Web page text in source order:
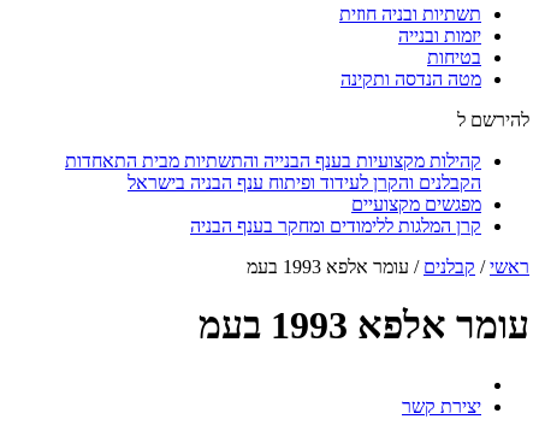
תשתיות ובניה חוזית
יזמות ובנייה
בטיחות
מטה הנדסה ותקינה
להירשם ל
קהילות מקצועיות בענף הבנייה והתשתיות מבית התאחדות
הקבלנים והקרן לעידוד ופיתוח ענף הבניה בישראל
מפגשים מקצועיים
קרן המלגות ללימודים ומחקר בענף הבניה
ראשי/ קבלנים / עומר אלפא 1993 בעמ
עומר אלפא 1993 בעמ
יצירת קשר